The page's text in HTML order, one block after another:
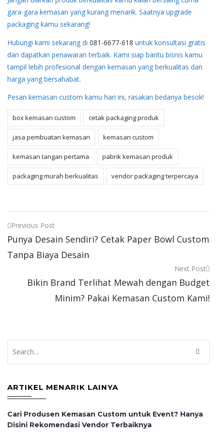
gara-gara kemasan yang kurang menarik. Saatnya upgrade
packaging kamu sekarang!
Hubungi kami sekarang di 081-6677-618 untuk konsultasi gratis
dan dapatkan penawaran terbaik. Kami siap bantu bisnis kamu
tampil lebih profesional dengan kemasan yang berkualitas dan
harga yang bersahabat.
Pesan kemasan custom kamu hari ini, rasakan bedanya besok!
box kemasan custom cetak packaging produk
jasa pembuatan kemasan kemasan custom
kemasan tangan pertama pabrik kemasan produk
packaging murah berkualitas vendor packaging terpercaya
Post
navigation
Previous Post
Punya Desain Sendiri? Cetak Paper Bowl Custom
Tanpa Biaya Desain
Next Post
Bikin Brand Terlihat Mewah dengan Budget
Minim? Pakai Kemasan Custom Kami!
ARTIKEL MENARIK LAINYA
Cari Produsen Kemasan Custom untuk Event? Hanya
Disini Rekomendasi Vendor Terbaiknya